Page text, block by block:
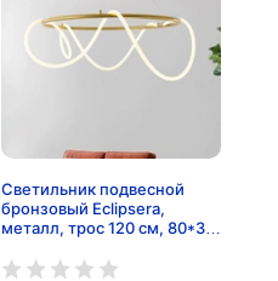
Светильник подвесной
бронзовый Eclipsera,
металл, трос 120 см, 80*30